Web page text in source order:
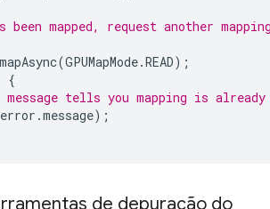
mapped, request another
mapAsync(GPUMapMode.READ);
{
tells you mapping is already
error .message);
de depuração do